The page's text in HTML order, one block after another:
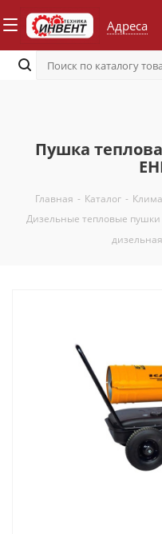
Адреса
Пушка
Главная - Каталог -
Дизельные тепловые пушки